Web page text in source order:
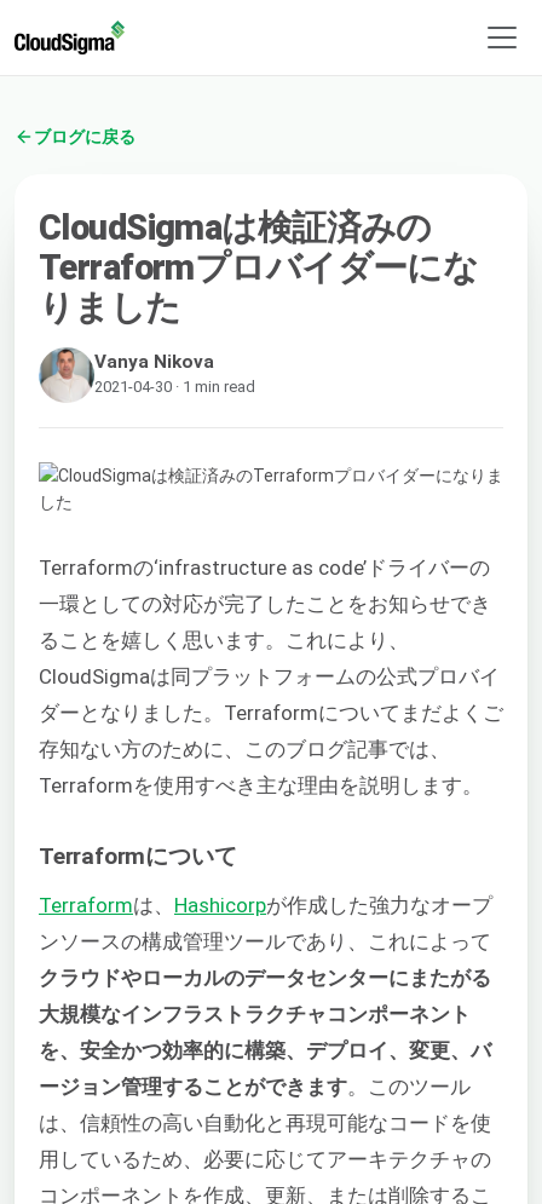
ブログに戻る
CloudSigmaは検証済みの
Terraformプロバイダーにな
りました
Vanya Nikova
2021-04-30 · 1 min read
Terraformの‘infrastructure as code’ドライバーの
一環としての対応が完了したことをお知らせでき
ることを嬉しく思います。これにより、
CloudSigmaは同プラットフォームの公式プロバイ
ダーとなりました。Terraformについてまだよくご
存知ない方のために、このブログ記事では、
Terraformを使用すべき主な理由を説明します。
Terraformについて
Terraformは、 Hashicorpが作成した強力なオープ
ンソースの構成管理ツールであり、これによって
クラウドやローカルのデータセンターにまたがる
大規模なインフラストラクチャコンポーネント
を、安全かつ効率的に構築、デプロイ、変更、バ
ージョン管理することができます。このツール
は、信頼性の高い自動化と再現可能なコードを使
用しているため、必要に応じてアーキテクチャの
コンポーネントを作成、更新、または削除するこ